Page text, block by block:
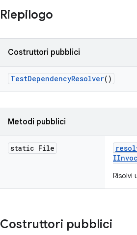
Riepilogo
Costruttori pubblici
TestDependencyResolver()
Metodi pubblici
static File
Risolvi
Costruttori pubblici